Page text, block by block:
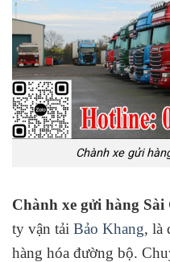
Chành xe gửi
Chành xe gửi hàng
ty vận tải Bảo Khang, là
hàng hóa đường bộ.